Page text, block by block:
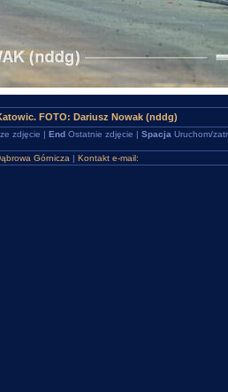
FOTO: Dariusz Nowak (nddg)
zdjęcie | EndOstatnie zdjęcie | Spacja Uruchom/
Górnicza | Kontakt e-mail: